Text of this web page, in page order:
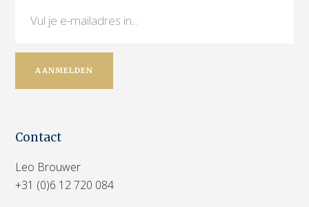
Contact
Leo Brouwer
+31 (0)6 12 720 084